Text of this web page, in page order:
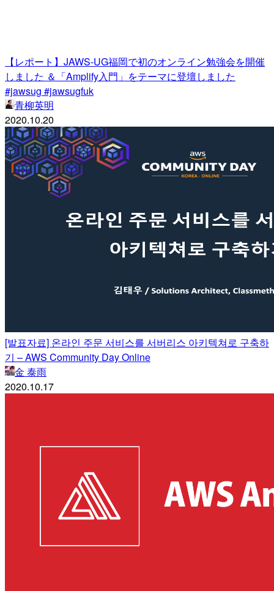
【レポート】JAWS-UG福岡で初のオンライン勉強会を開催
しました ＆「Amplify入門」をテーマに登壇しました
#jawsug #jawsugfuk
青柳英明
2020.10.20
[발표자료] 온라인 주문 서비스를 서버리스 아키텍쳐로 구축하
기 – AWS Community Day Online
金 泰雨
2020.10.17